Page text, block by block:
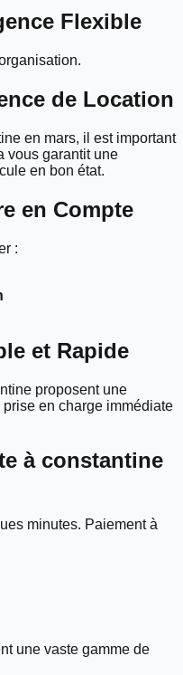
Flexible
de Location
en mars, il est important
vous garantit une
en bon état.
en Compte
:
et Rapide
proposent une
en charge immédiate
à constantine
minutes. Paiement à
une vaste gamme de